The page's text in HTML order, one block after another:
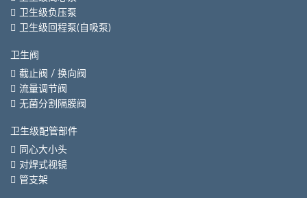
卫生级负压泵
卫生级回程泵(自吸泵)
卫生阀
截止阀 / 换向阀
流量调节阀
无菌分割隔膜阀
卫生级配管部件
同心大小头
对焊式视镜
管支架